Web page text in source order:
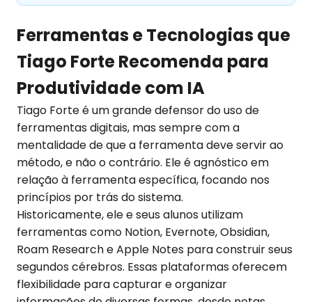
Ferramentas e Tecnologias que
Tiago Forte Recomenda para
Produtividade com IA
Tiago Forte é um grande defensor do uso de
ferramentas digitais, mas sempre com a
mentalidade de que a ferramenta deve servir ao
método, e não o contrário. Ele é agnóstico em
relação à ferramenta específica, focando nos
princípios por trás do sistema.
Historicamente, ele e seus alunos utilizam
ferramentas como Notion, Evernote, Obsidian,
Roam Research e Apple Notes para construir seus
segundos cérebros. Essas plataformas oferecem
flexibilidade para capturar e organizar